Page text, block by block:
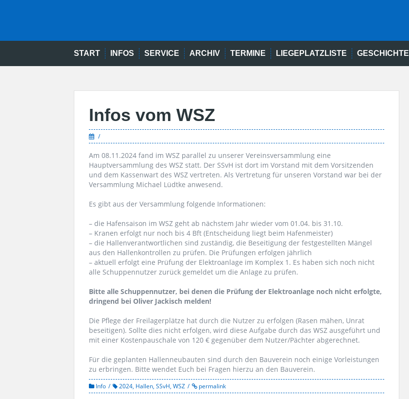
START INFOS SERVICE ARCHIV TERMINE LIEGEPLATZLISTE GESCHICHTE
Infos vom WSZ
Am 08.11.2024 fand im WSZ parallel zu unserer Vereinsversammlung eine
Hauptversammlung des WSZ statt. Der SSvH ist dort im Vorstand mit dem Vorsitzenden
und dem Kassenwart des WSZ vertreten. Als Vertretung für unseren Vorstand war bei der
Versammlung Michael Lüdtke anwesend.
Es gibt aus der Versammlung folgende Informationen:
– die Hafensaison im WSZ geht ab nächstem Jahr wieder vom 01.04. bis 31.10.
– Kranen erfolgt nur noch bis 4 Bft (Entscheidung liegt beim Hafenmeister)
– die Hallenverantwortlichen sind zuständig, die Beseitigung der festgestellten Mängel
aus den Hallenkontrollen zu prüfen. Die Prüfungen erfolgen jährlich
– aktuell erfolgt eine Prüfung der Elektroanlage im Komplex 1. Es haben sich noch nicht
alle Schuppennutzer zurück gemeldet um die Anlage zu prüfen.
Bitte alle Schuppennutzer, bei denen die Prüfung der Elektroanlage noch nicht erfolgte,
dringend bei Oliver Jackisch melden!
Die Pflege der Freilagerplätze hat durch die Nutzer zu erfolgen (Rasen mähen, Unrat
beseitigen). Sollte dies nicht erfolgen, wird diese Aufgabe durch das WSZ ausgeführt und
mit einer Kostenpauschale von 120 € gegenüber dem Nutzer/Pächter abgerechnet.
Für die geplanten Hallenneubauten sind durch den Bauverein noch einige Vorleistungen
zu erbringen. Bitte wendet Euch bei Fragen hierzu an den Bauverein.
Info 2024, Hallen, SSvH, WSZ permalink